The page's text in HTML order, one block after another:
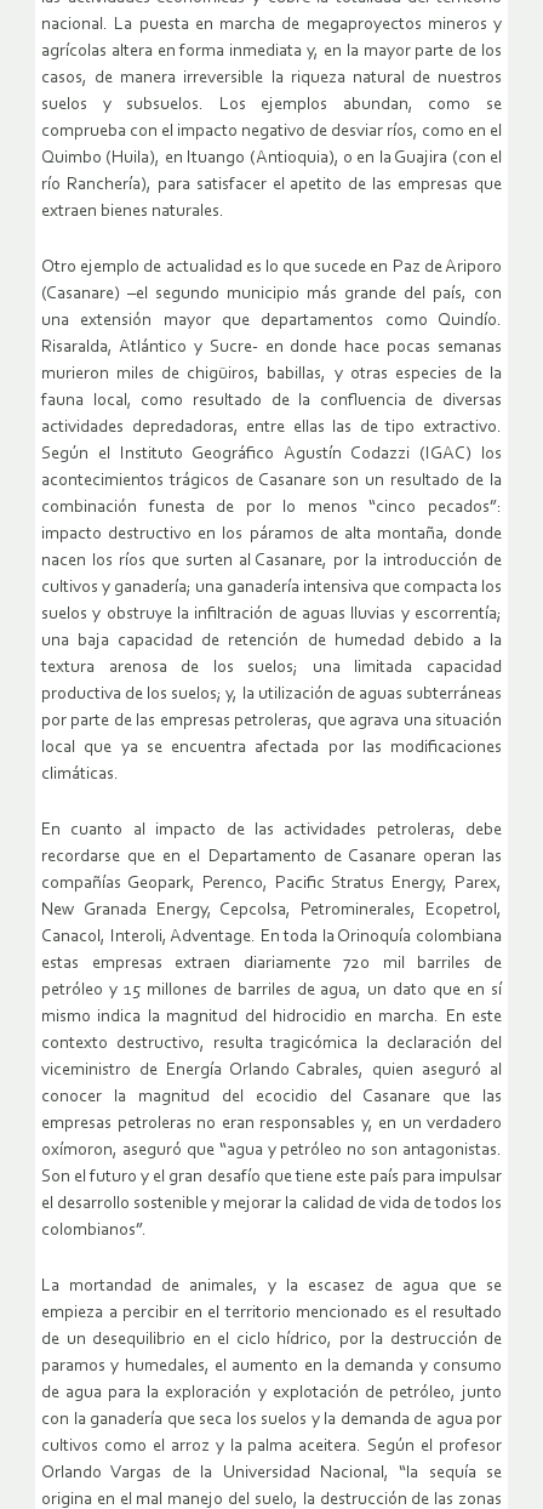
nacional. La puesta en marcha de megaproyectos mineros y
agrícolas altera en forma inmediata y, en la mayor parte de los
casos, de manera irreversible la riqueza natural de nuestros
suelos y subsuelos. Los ejemplos abundan, como se
comprueba con el impacto negativo de desviar ríos, como en el
Quimbo (Huila), en Ituango (Antioquia), o en la Guajira (con el
río Ranchería), para satisfacer el apetito de las empresas que
extraen bienes naturales.
Otro ejemplo de actualidad es lo que sucede en Paz de Ariporo
(Casanare) –el segundo municipio más grande del país, con
una extensión mayor que departamentos como Quindío.
Risaralda, Atlántico y Sucre- en donde hace pocas semanas
murieron miles de chigüiros, babillas, y otras especies de la
fauna local, como resultado de la confluencia de diversas
actividades depredadoras, entre ellas las de tipo extractivo.
Según el Instituto Geográfico Agustín Codazzi (IGAC) los
acontecimientos trágicos de Casanare son un resultado de la
combinación funesta de por lo menos “cinco pecados”:
impacto destructivo en los páramos de alta montaña, donde
nacen los ríos que surten al Casanare, por la introducción de
cultivos y ganadería; una ganadería intensiva que compacta los
suelos y obstruye la infiltración de aguas lluvias y escorrentía;
una baja capacidad de retención de humedad debido a la
textura arenosa de los suelos; una limitada capacidad
productiva de los suelos; y, la utilización de aguas subterráneas
por parte de las empresas petroleras, que agrava una situación
local que ya se encuentra afectada por las modificaciones
climáticas.
En cuanto al impacto de las actividades petroleras, debe
recordarse que en el Departamento de Casanare operan las
compañías Geopark, Perenco, Pacific Stratus Energy, Parex,
New Granada Energy, Cepcolsa, Petrominerales, Ecopetrol,
Canacol, Interoli, Adventage. En toda la Orinoquía colombiana
estas empresas extraen diariamente 720 mil barriles de
petróleo y 15 millones de barriles de agua, un dato que en sí
mismo indica la magnitud del hidrocidio en marcha. En este
contexto destructivo, resulta tragicómica la declaración del
viceministro de Energía Orlando Cabrales, quien aseguró al
conocer la magnitud del ecocidio del Casanare que las
empresas petroleras no eran responsables y, en un verdadero
oxímoron, aseguró que “agua y petróleo no son antagonistas.
Son el futuro y el gran desafío que tiene este país para impulsar
el desarrollo sostenible y mejorar la calidad de vida de todos los
colombianos”.
La mortandad de animales, y la escasez de agua que se
empieza a percibir en el territorio mencionado es el resultado
de un desequilibrio en el ciclo hídrico, por la destrucción de
paramos y humedales, el aumento en la demanda y consumo
de agua para la exploración y explotación de petróleo, junto
con la ganadería que seca los suelos y la demanda de agua por
cultivos como el arroz y la palma aceitera. Según el profesor
Orlando Vargas de la Universidad Nacional, “la sequía se
origina en el mal manejo del suelo, la destrucción de las zonas